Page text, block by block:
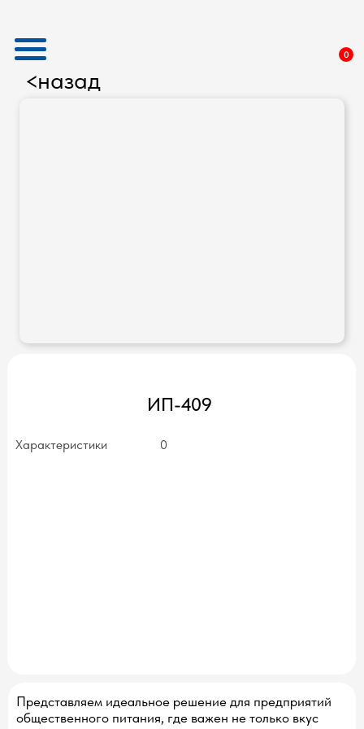
ИП-409
0
Характеристики
Представляем идеальное решение для предприятий
общественного питания, где важен не только вкус
назад
<